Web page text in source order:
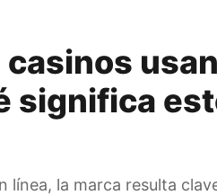
significa
línea, la marca resulta